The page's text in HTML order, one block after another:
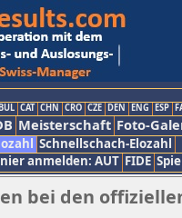
CAT CHN CRO CZE DEN ENG ESP
Meisterschaft Foto-
Schnellschach-Elozahl
anmelden: AUT FIDE
bei den